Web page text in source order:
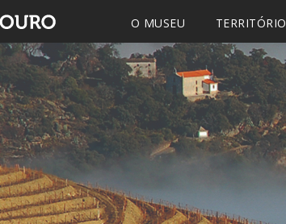
O MUSEU TERRITÓRIO